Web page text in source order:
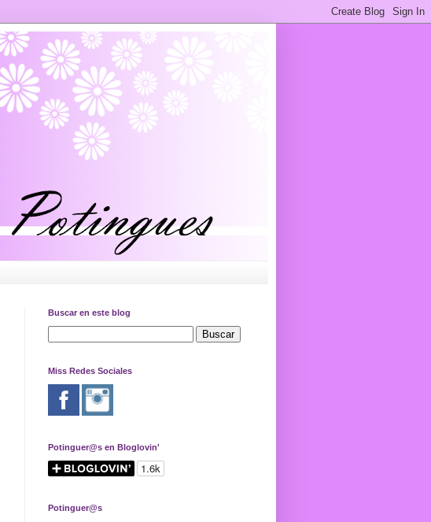
Buscar en este blog
Miss Redes Sociales
Potinguer@s en Bloglovin'
Potinguer@s